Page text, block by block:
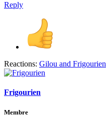
Reply
Reactions: Gilou and Frigourien
Frigourien
Membre